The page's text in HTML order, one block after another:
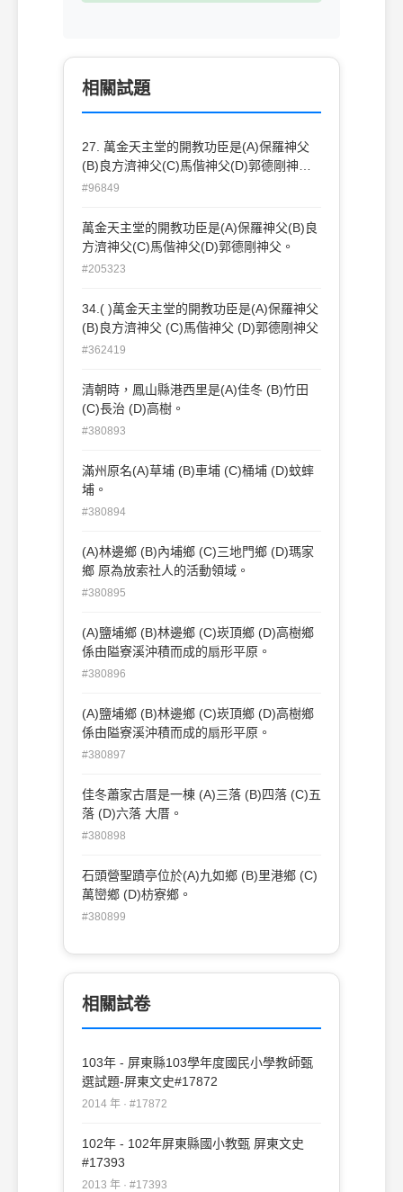
相關試題
27. 萬金天主堂的開教功臣是(A)保羅神父
(B)良方濟神父(C)馬偕神父(D)郭德剛神
父。
#96849
萬金天主堂的開教功臣是(A)保羅神父(B)良
方濟神父(C)馬偕神父(D)郭德剛神父。
#205323
34.( )萬金天主堂的開教功臣是(A)保羅神父
(B)良方濟神父 (C)馬偕神父 (D)郭德剛神父
#362419
清朝時，鳳山縣港西里是(A)佳冬 (B)竹田
(C)長治 (D)高樹。
#380893
滿州原名(A)草埔 (B)車埔 (C)桶埔 (D)蚊蟀
埔。
#380894
(A)林邊鄉 (B)內埔鄉 (C)三地門鄉 (D)瑪家
鄉 原為放索社人的活動領域。
#380895
(A)鹽埔鄉 (B)林邊鄉 (C)崁頂鄉 (D)高樹鄉
係由隘寮溪沖積而成的扇形平原。
#380896
(A)鹽埔鄉 (B)林邊鄉 (C)崁頂鄉 (D)高樹鄉
係由隘寮溪沖積而成的扇形平原。
#380897
佳冬蕭家古厝是一棟 (A)三落 (B)四落 (C)五
落 (D)六落 大厝。
#380898
石頭營聖蹟亭位於(A)九如鄉 (B)里港鄉 (C)
萬巒鄉 (D)枋寮鄉。
#380899
相關試卷
103年 - 屏東縣103學年度國民小學教師甄
選試題-屏東文史#17872
2014 年 · #17872
102年 - 102年屏東縣國小教甄 屏東文史
#17393
2013 年 · #17393